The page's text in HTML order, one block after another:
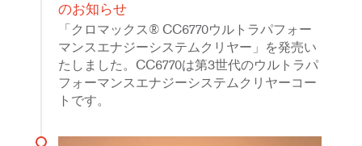
のお知らせ
「クロマックス® CC6770ウルトラパフォー
マンスエナジーシステムクリヤー」を発売い
たしました。CC6770は第3世代のウルトラパ
フォーマンスエナジーシステムクリヤーコー
トです。